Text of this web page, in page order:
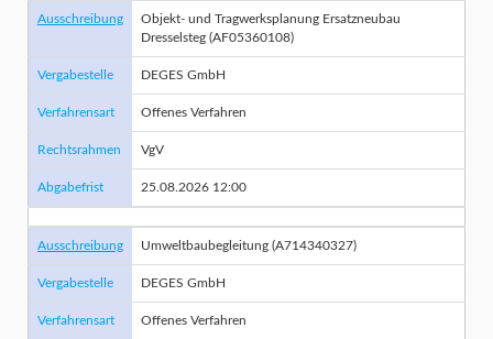
Ausschreibung
Objekt- und Tragwerksplanung Ersatzneubau
Dresselsteg (AF05360108)
Vergabestelle DEGES GmbH
Verfahrensart Offenes Verfahren
Rechtsrahmen VgV
Abgabefrist 25.08.2026 12:00
Ausschreibung Umweltbaubegleitung (A714340327)
Vergabestelle DEGES GmbH
Verfahrensart Offenes Verfahren